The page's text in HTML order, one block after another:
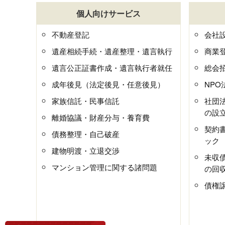
個人向けサービス
不動産登記
遺産相続手続・遺産整理・遺言執行
遺言公正証書作成・遺言執行者就任
成年後見（法定後見・任意後見）
家族信託・民事信託
離婚協議・財産分与・養育費
債務整理・自己破産
建物明渡・立退交渉
マンション管理に関する諸問題
会社
商業
総会
NPO
社団
の設
契約
ック
未収
の回
債権